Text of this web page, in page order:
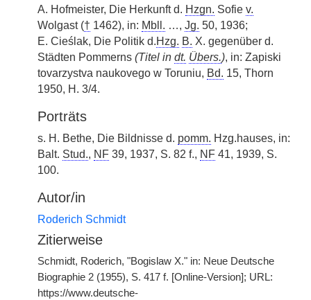
A. Hofmeister, Die Herkunft d. Hzgn. Sofie v.
Wolgast († 1462), in: Mbll. …, Jg. 50, 1936;
E. Cieślak, Die Politik d.Hzg. B. X. gegenüber d.
Städten Pommerns (Titel in dt. Übers.), in: Zapiski
tovarzystva naukovego w Toruniu, Bd. 15, Thorn
1950, H. 3/4.
Porträts
s. H. Bethe, Die Bildnisse d. pomm. Hzg.hauses, in:
Balt. Stud., NF 39, 1937, S. 82 f., NF 41, 1939, S.
100.
Autor/in
Roderich Schmidt
Zitierweise
Schmidt, Roderich, "Bogislaw X." in: Neue Deutsche
Biographie 2 (1955), S. 417 f. [Online-Version]; URL:
https://www.deutsche-